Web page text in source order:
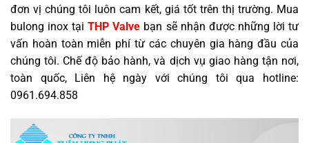
đơn vị chúng tôi luôn cam kết, giá tốt trên thị trường. Mua
bulong inox tạiTHP Valve bạn sẽ nhận được những lời tư
vấn hoàn toàn miễn phí từ các chuyên gia hàng đầu của
chúng tôi. Chế độ bảo hành, và dịch vụ giao hàng tận nơi,
toàn quốc, Liên hệ ngày với chúng tôi qua hotline:
0961.694.858